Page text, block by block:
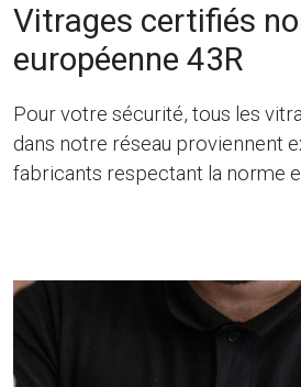
Vitrages certifiés
européenne 43R
Pour votre sécurité, tous les
dans notre réseau proviennent
fabricants respectant la norme